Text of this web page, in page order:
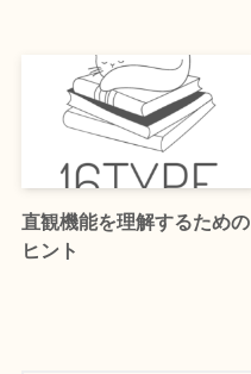
直観機能を理解するための
ヒント